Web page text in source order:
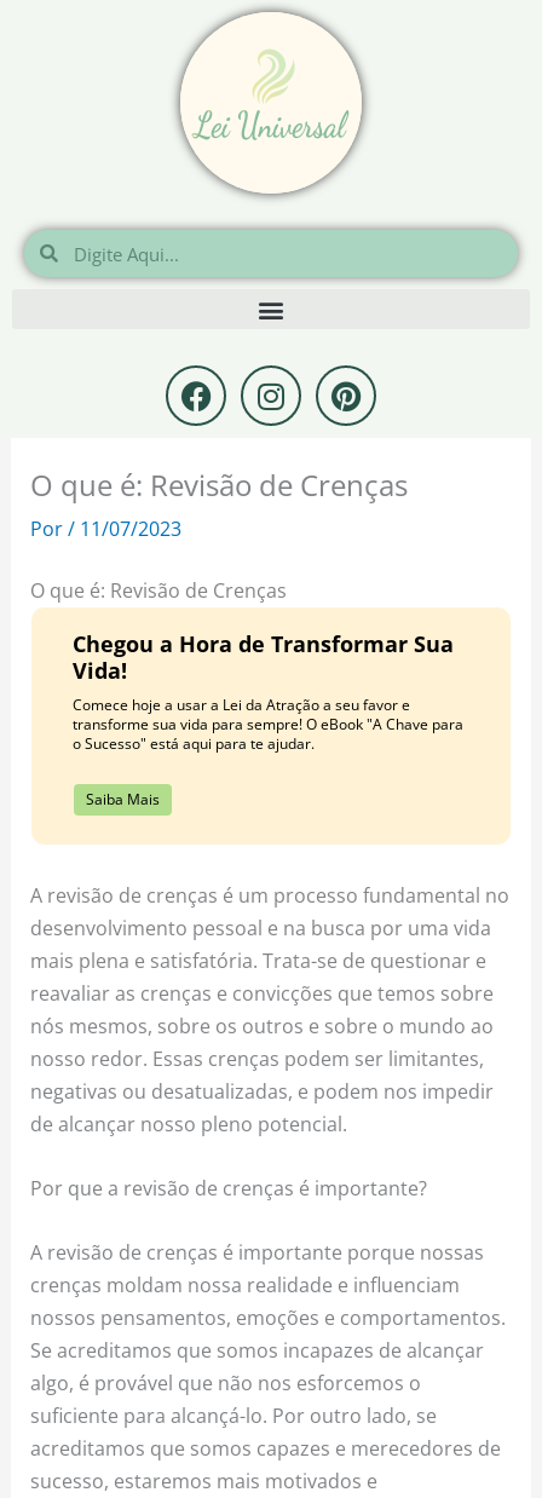
Pesquisar
Pesquisar
F
a
c
e
b
k
I
n
s
t
a
a
m
P
i
n
t
e
t
O que é: Revisão de Crenças
Por/ 11/07/2023
O que é: Revisão de Crenças
Chegou a Hora de Transformar Sua
Vida!
Comece hoje a usar a Lei da Atração a seu favor e
transforme sua vida para sempre! O eBook "A Chave para
o Sucesso" está aqui para te ajudar.
Saiba Mais
A revisão de crenças é um processo fundamental no
desenvolvimento pessoal e na busca por uma vida
mais plena e satisfatória. Trata-se de questionar e
reavaliar as crenças e convicções que temos sobre
nós mesmos, sobre os outros e sobre o mundo ao
nosso redor. Essas crenças podem ser limitantes,
negativas ou desatualizadas, e podem nos impedir
de alcançar nosso pleno potencial.
Por que a revisão de crenças é importante?
A revisão de crenças é importante porque nossas
crenças moldam nossa realidade e influenciam
nossos pensamentos, emoções e comportamentos.
Se acreditamos que somos incapazes de alcançar
algo, é provável que não nos esforcemos o
suficiente para alcançá-lo. Por outro lado, se
acreditamos que somos capazes e merecedores de
sucesso, estaremos mais motivados e